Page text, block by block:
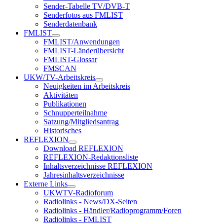
Sender-Tabelle TV/DVB-T
Senderfotos aus FMLIST
Senderdatenbank
FMLIST
FMLIST/Anwendungen
FMLIST-Länderübersicht
FMLIST-Glossar
FMSCAN
UKW/TV-Arbeitskreis
Neuigkeiten im Arbeitskreis
Aktivitäten
Publikationen
Schnupperteilnahme
Satzung/Mitgliedsantrag
Historisches
REFLEXION
Download REFLEXION
REFLEXION-Redaktionsliste
Inhaltsverzeichnisse REFLEXION
Jahresinhaltsverzeichnisse
Externe Links
UKWTV-Radioforum
Radiolinks - News/DX-Seiten
Radiolinks - Händler/Radioprogramm/Foren
Radiolinks - FMLIST